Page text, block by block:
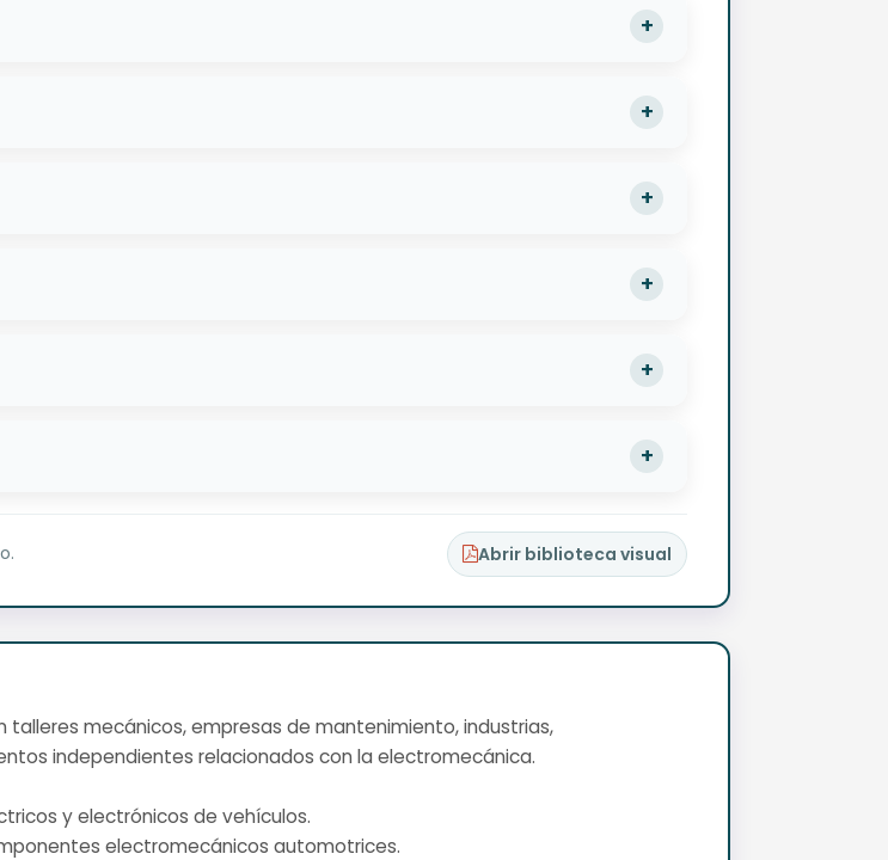
Abrir biblioteca visual
talleres mecánicos, empresas de mantenimiento, industrias,
independientes relacionados con la electromecánica.
y electrónicos de vehículos.
electromecánicos automotrices.